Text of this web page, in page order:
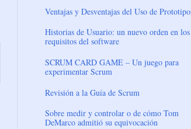
Ventajas y Desventajas del Uso de
Historias de Usuario: un nuevo orden en los
requisitos del software
SCRUM CARD GAME – Un juego para
experimentar Scrum
Revisión a la Guía de Scrum
Sobre medir y controlar o de cómo Tom
DeMarco admitió su equivocación